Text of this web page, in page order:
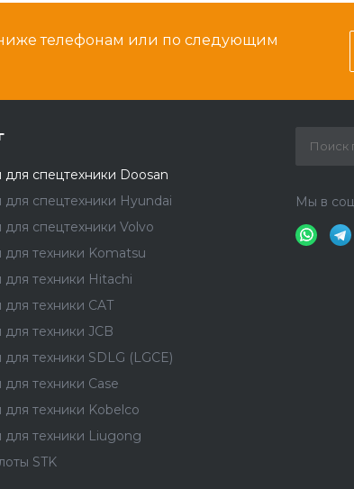
телефонам или по следующим
для спецтехники Doosan
для спецтехники Hyundai
для спецтехники Volvo
для техники Komatsu
для техники Hitachi
для техники CAT
для техники JCB
для техники SDLG (LGCE)
для техники Case
для техники Kobelco
для техники Liugong
STK
Мы в